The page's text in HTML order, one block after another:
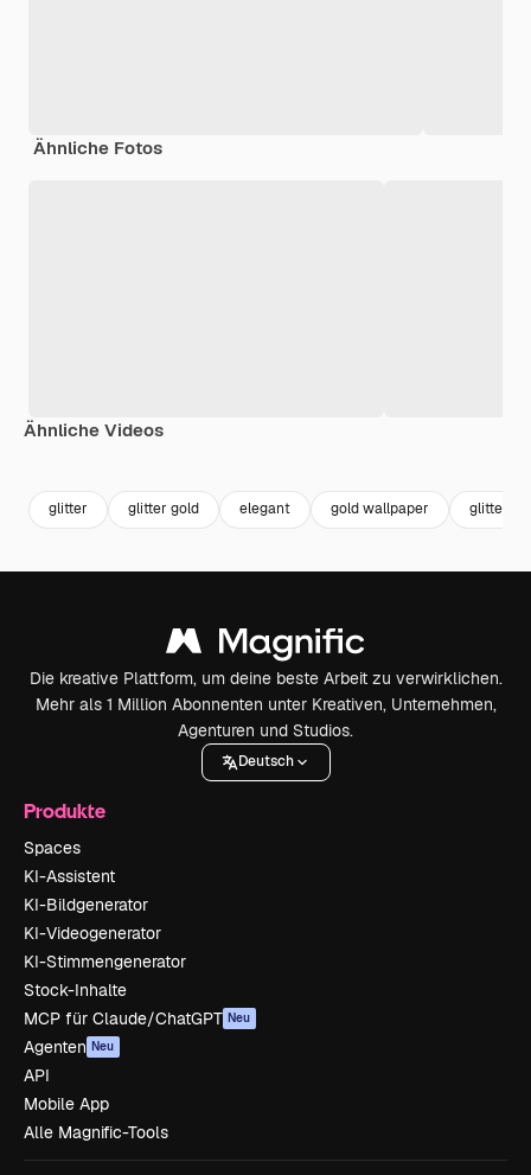
Ähnliche Fotos
Ähnliche Videos
glitter glitter gold elegant gold wallpaper glitter
Die kreative Plattform, um deine beste Arbeit zu verwirklichen.
Mehr als 1 Million Abonnenten unter Kreativen, Unternehmen,
Agenturen und Studios.
Deutsch
Produkte
Spaces
KI-Assistent
KI-Bildgenerator
KI-Videogenerator
KI-Stimmengenerator
Stock-Inhalte
MCP für Claude/ChatGPT Neu
Agenten Neu
API
Mobile App
Alle Magnific-Tools